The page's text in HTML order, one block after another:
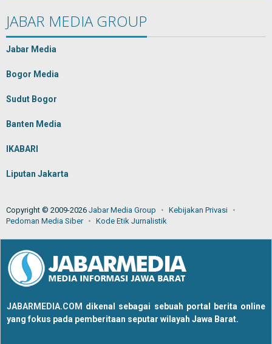
JABAR MEDIA GROUP
Jabar Media
Bogor Media
Sudut Bogor
Banten Media
IKABARI
Liputan Jakarta
Copyright © 2009-2026 Jabar Media Group
Kebijakan Privasi
Pedoman Media Siber
Kode Etik Jurnalistik
JABARMEDIA.COM dikenal sebagai sebuah portal berita online
yang fokus pada pemberitaan seputar wilayah Jawa Barat.